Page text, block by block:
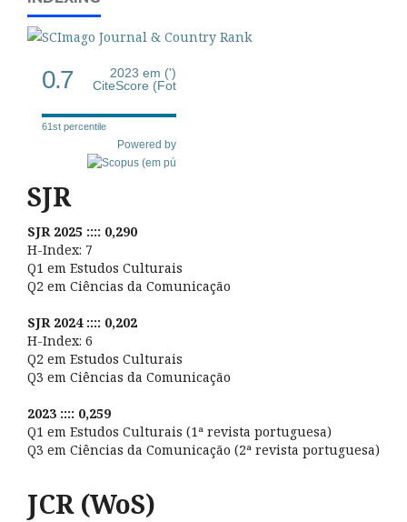
0.7
2023 em (')
CiteScore (Fot
61st percentile
Powered by
SJR
SJR 2025 :::: 0,290
H-Index: 7
Q1 em Estudos Culturais
Q2 em Ciências da Comunicação
SJR 2024 :::: 0,202
H-Index: 6
Q2 em Estudos Culturais
Q3 em Ciências da Comunicação
2023 :::: 0,259
Q1 em Estudos Culturais (1ª revista portuguesa)
Q3 em Ciências da Comunicação (2ª revista portuguesa)
JCR (WoS)